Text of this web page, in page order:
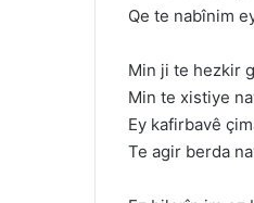
Qe te nabînim
Min ji te hezkir
Min te xistiye
Ey kafirbavê
Te agir berda